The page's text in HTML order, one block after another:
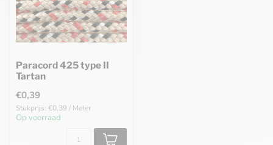
Paracord 425 type II
Tartan
€0,39
Stukprijs: €0,39 / Meter
Op voorraad